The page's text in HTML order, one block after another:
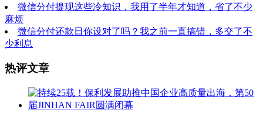
微信分付提现这些冷知识，我用了半年才知道，省了不少
麻烦
微信分付还款日你设对了吗？我之前一直搞错，多交了不
少利息
热评文章